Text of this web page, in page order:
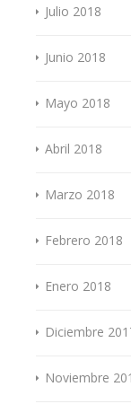
Julio 2018
Junio 2018
Mayo 2018
Abril 2018
Marzo 2018
Febrero 2018
Enero 2018
Diciembre
Noviembre